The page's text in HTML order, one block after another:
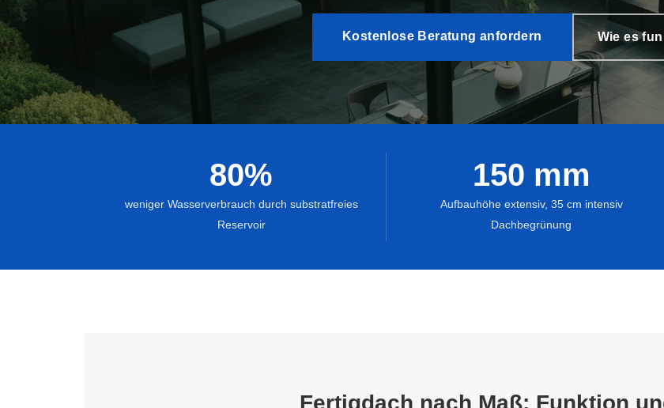
Intensive Dachbegrünung
Luftbefeuchtung über Dachflächen
Pflanzgefäße multifunktional
Pflanzgefäße XXL
Schwammstadt
Kostenlose Beratung anfordern Wie es
80%
weniger Wasserverbrauch durch substratfreies
Reservoir
150 mm
Aufbauhöhe extensiv, 35 cm intensiv
Dachbegrünung
Fertigdach nach Maß: Funktion